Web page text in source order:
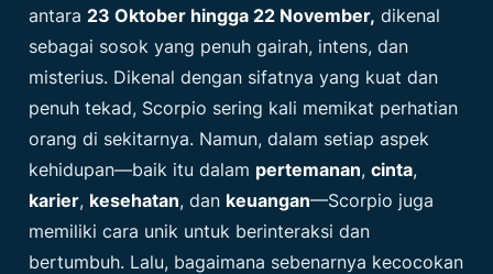
antara23 Oktober hingga 22 November, dikenal
sebagai sosok yang penuh gairah, intens, dan
misterius. Dikenal dengan sifatnya yang kuat dan
penuh tekad, Scorpio sering kali memikat perhatian
orang di sekitarnya. Namun, dalam setiap aspek
kehidupan—baik itu dalam pertemanan,cinta,
karier, kesehatan, dan keuangan—Scorpio juga
memiliki cara unik untuk berinteraksi dan
bertumbuh. Lalu, bagaimana sebenarnya kecocokan